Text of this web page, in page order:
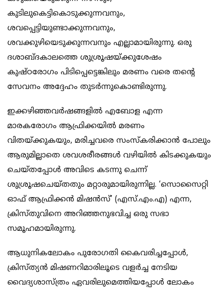
കുടിലുകെട്ടികൊടുക്കുന്നവനും,
ശവപ്പെട്ടിയുണ്ടാക്കുന്നവനും,
ശവക്കുഴിയെടുക്കുന്നവനും എല്ലാമായിരുന്നു. ഒരു
ദശാബ്ദകാലത്തെ ശുശ്രൂഷയ്ക്കുശേഷം
കുഷ്ഠരോഗം പിടിപ്പെട്ടെങ്കിലും മരണം വരെ തൻ്റെ
സേവനം അദ്ദേഹം തുടര്‍ന്നുകൊണ്ടിരുന്നു.
ഇക്കഴിഞ്ഞവര്‍ഷങ്ങളില്‍ എബോള എന്ന
മാരകരോഗം ആഫ്രിക്കയില്‍ മരണം
വിതയ്ക്കുകയും, മരിച്ചവരെ സംസ്‌കരിക്കാന്‍ പോലും
ആരുമില്ലാതെ ശവശരീരങ്ങള്‍ വഴിയില്‍ കിടക്കുകയും
ചെയ്തപ്പോള്‍ അവിടെ കടന്നു ചെന്ന്
ശുശ്രൂഷചെയ്തതും മറ്റാരുമായിരുന്നില്ല. ‘സൊസൈറ്റി
ഓഫ് ആഫ്രിക്കന്‍ മിഷന്‍സ്’ (എസ്.എം.എ) എന്ന,
ക്രിസ്തുവിനെ അറിഞ്ഞനുഭവിച്ച ഒരു സഭാ
സമൂഹമായിരുന്നു.
ആധുനികലോകം പുരോഗതി കൈവരിച്ചപ്പോള്‍,
ക്രിസ്ത്യന്‍ മിഷണറിമാരിലൂടെ വളര്‍ച്ച നേടിയ
വൈദ്യശാസ്ത്രം ഏവരിലുമെത്തിയപ്പോള്‍ ലോകം